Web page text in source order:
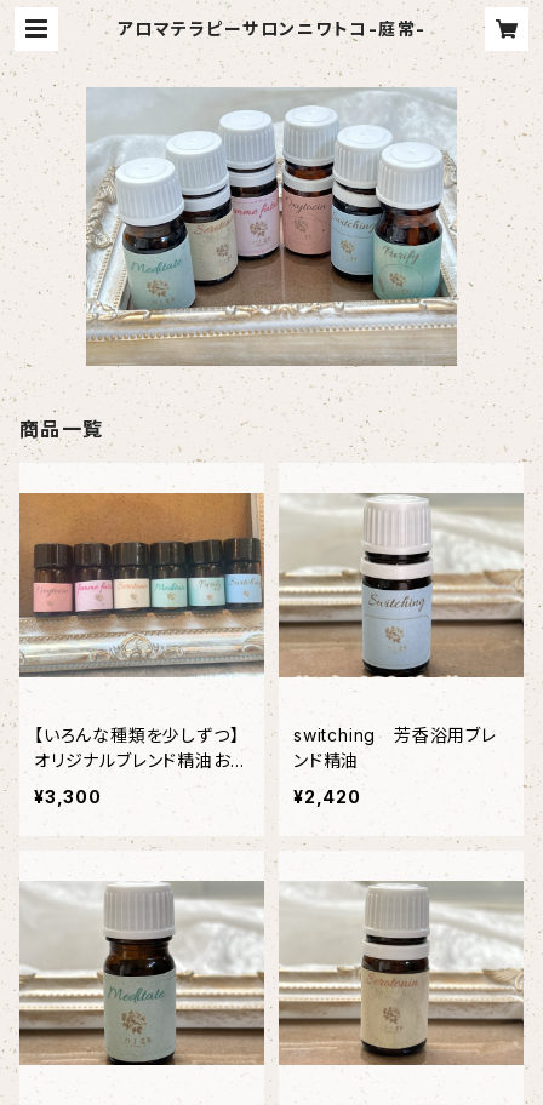
アロマテラピーサロンニワトコ-庭常-
商品一覧
【いろんな種類を少しずつ】
オリジナルブレンド精油おた
めしミニセット
¥3,300
switching 芳香浴用ブレ
ンド精油
¥2,420